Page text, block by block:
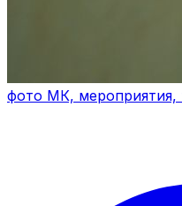
фото МК, мероприятия,